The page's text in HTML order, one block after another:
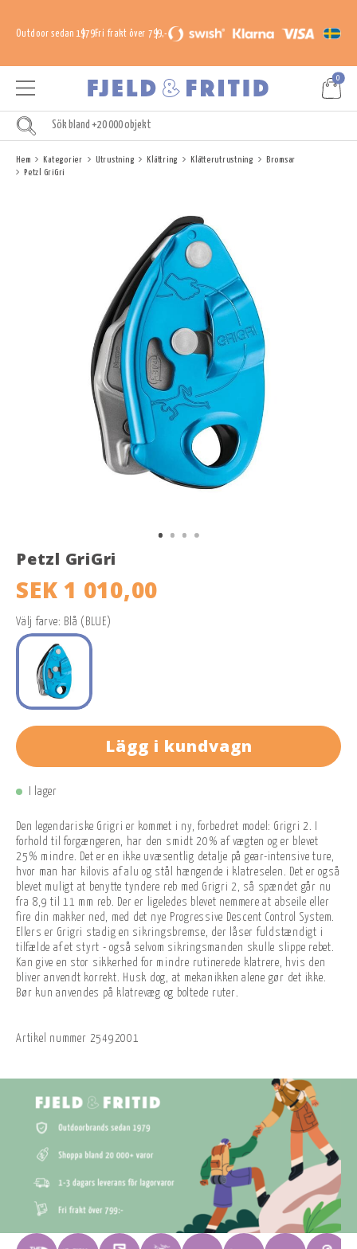
Outdoor sedan 1979Fri frakt över 799,-
0
Hem Kategorier Utrustning Klättring Klätterutrustning
Bromsar
Petzl GriGri
Petzl GriGri
SEK 1 010,00
Välj farve: Blå (BLUE)
Lägg i kundvagn
I lager
Den legendariske Grigri er kommet i ny, forbedret model: Grigri 2. I
forhold til forgængeren, har den smidt 20% af vægten og er blevet
25% mindre. Det er en ikke uvæsentlig detalje på gear-intensive ture,
hvor man har kilovis af alu og stål hængende i klatreselen. Det er også
blevet muligt at benytte tyndere reb med Grigri 2, så spændet går nu
fra 8,9 til 11 mm reb. Der er ligeledes blevet nemmere at abseile eller
fire din makker ned, med det nye Progressive Descent Control System.
Ellers er Grigri stadig en sikringsbremse, der låser fuldstændigt i
tilfælde af et styrt - også selvom sikringsmanden skulle slippe rebet.
Kan give en stor sikkerhed for mindre rutinerede klatrere, hvis den
bliver anvendt korrekt. Husk dog, at mekanikken alene gør det ikke.
Bør kun anvendes på klatrevæg og boltede ruter.
Artikel nummer 25492001